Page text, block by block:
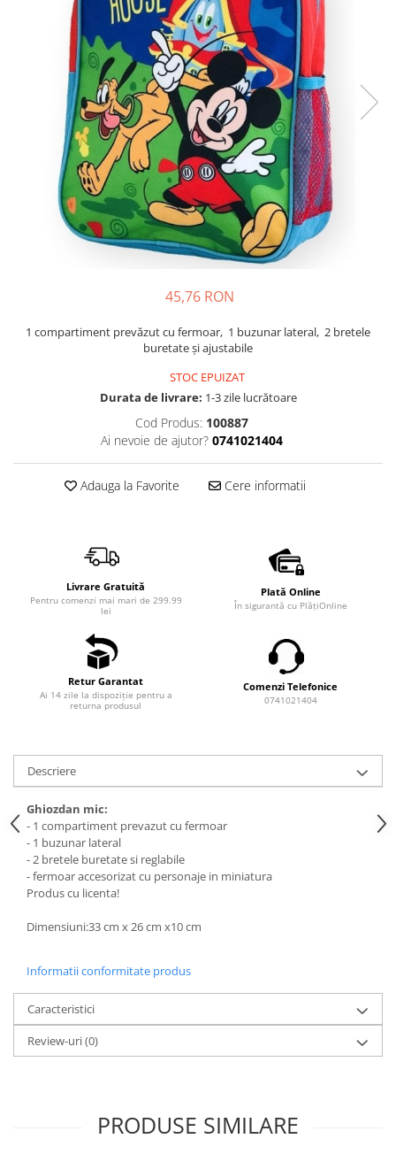
45,76 RON
1 compartiment prevăzut cu fermoar, 1 buzunar lateral, 2 bretele
buretate și ajustabile
STOC EPUIZAT
Durata de livrare: 1-3 zile lucrătoare
Cod Produs: 100887
Ai nevoie de ajutor? 0741021404
Adauga la Favorite Cere informatii
Livrare Gratuită
Pentru comenzi mai mari de 299.99
lei
Plată Online
În sigurantă cu PlățiOnline
Retur Garantat
Ai 14 zile la dispoziție pentru a
returna produsul
Comenzi Telefonice
0741021404
Descriere
Ghiozdan mic:
- 1 compartiment prevazut cu fermoar
- 1 buzunar lateral
- 2 bretele buretate si reglabile
- fermoar accesorizat cu personaje in miniatura
Produs cu licenta!
Dimensiuni:33 cm x 26 cm x10 cm
Informatii conformitate produs
Caracteristici
Review-uri(0)
PRODUSE SIMILARE